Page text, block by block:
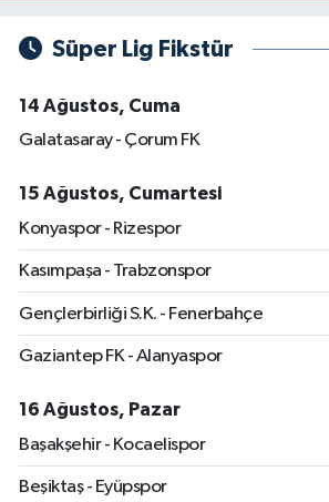
Süper Lig Fikstür
14 Ağustos, Cuma
Galatasaray - Çorum FK
15 Ağustos, Cumartesi
Konyaspor - Rizespor
Kasımpaşa - Trabzonspor
Gençlerbirliği S.K. - Fenerbahçe
Gaziantep FK - Alanyaspor
16 Ağustos, Pazar
Başakşehir - Kocaelispor
Beşiktaş - Eyüpspor